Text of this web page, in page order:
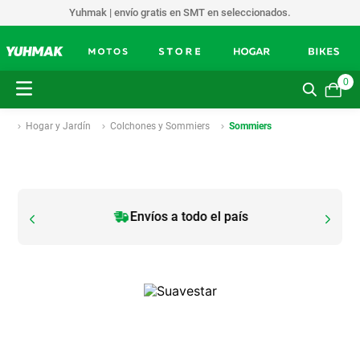
Yuhmak | envío gratis en SMT en seleccionados.
0
Hogar y Jardín Colchones y Sommiers Sommiers
Envíos a todo el país